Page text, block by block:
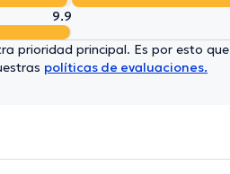
9.9
prioridad principal. Es por esto que
políticas de evaluaciones.